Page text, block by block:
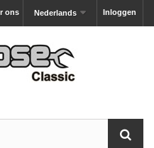
Inloggen
Nederlands
ons